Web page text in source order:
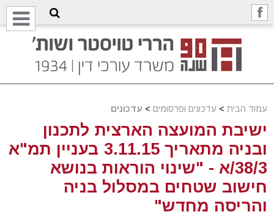
עמוד הבית > עדכונים ופרסומים > עדכונים
ישיבת המועצה הארצית לתכנון
ובניה מתאריך 3.11.15 בעניין תמ"א
38/3/א - "שינוי הוראות בנושא
חישוב שטחים במסלול בניה
והריסה מחדש"